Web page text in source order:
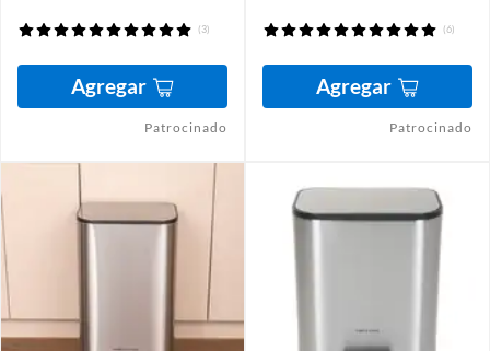
(3)
Agregar
Patrocinado
(6)
Agregar
Patrocinado